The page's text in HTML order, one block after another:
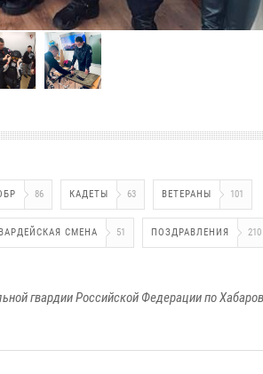
86 КАДЕТЫ 63 ВЕТЕРАНЫ 101
СМЕНА 51 ПОЗДРАВЛЕНИЯ 210
гвардии Российской Федерации по